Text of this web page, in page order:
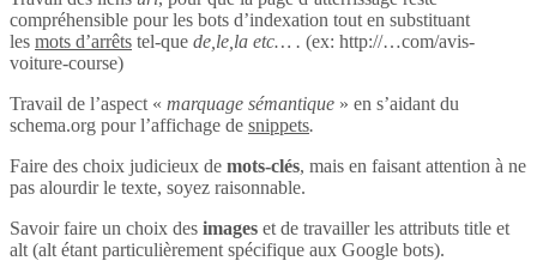
compréhensible pour les bots d’indexation tout en substituant
les mots d’arrêts tel-que de,le,la etc… . (ex: http://…com/avis-
voiture-course)
Travail de l’aspect « marquage sémantique » en s’aidant du
schema.org pour l’affichage de snippets.
Faire des choix judicieux de mots-clés, mais en faisant attention à ne
pas alourdir le texte, soyez raisonnable.
Savoir faire un choix des images et de travailler les attributs title et
alt (alt étant particulièrement spécifique aux Google bots).